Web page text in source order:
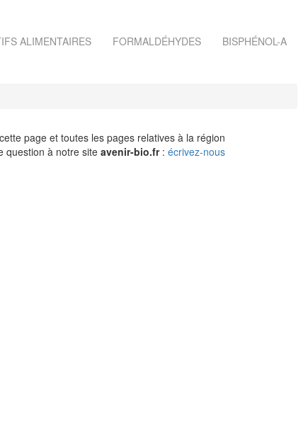
ALIMENTAIRES FORMALDÉHYDES BISPHÉNOL-A
page et toutes les pages relatives à la région
question à notre siteavenir-bio.fr: écrivez-nous